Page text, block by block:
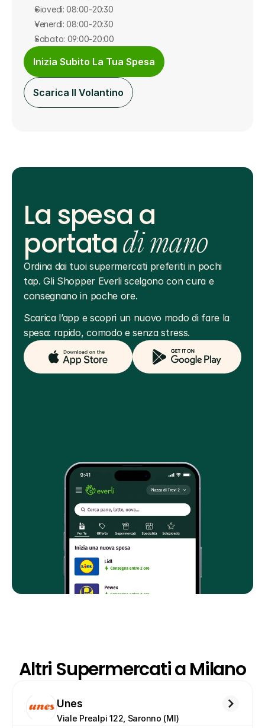
Giovedì: 08:00-20:30
Venerdì: 08:00-20:30
Sabato: 09:00-20:00
Inizia Subito La Tua Spesa
Scarica Il Volantino
La spesa a
portatadi mano
Ordina dai tuoi supermercati preferiti in pochi
tap. Gli Shopper Everli scelgono con cura e
consegnano in poche ore.
Scarica l’app e scopri un nuovo modo di fare la
spesa: rapido, comodo e senza stress.
Altri Supermercati a Milano
Unes
Viale Prealpi 122, Saronno (MI)